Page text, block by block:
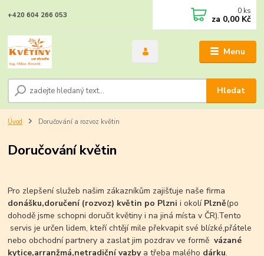
Menu
Hledat
+420 604 266 053 0 ks
za 0,00 Kč
Úvod Doručování a rozvoz květin
Doručování květin
Pro zlepšení služeb našim zákazníkům zajišťuje naše firma
donášku,doručení (rozvoz) květin po Plznii okolí Plzně(po
dohodě jsme schopni doručit květiny i na jiná místa v ČR).Tento
servis je určen lidem, kteří chtějí mile překvapit své blízké,přátele
nebo obchodní partnery a zaslat jim pozdrav ve forměvázané
kytice,arranžmá,netradiční vazbya třeba malého dárku.